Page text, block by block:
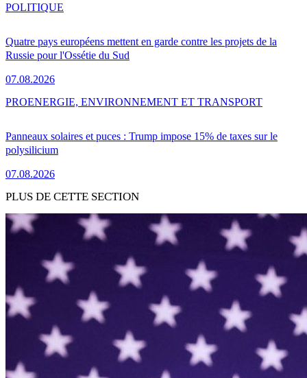
Quatre pays européens mettent en garde contre les projets de la
Russie pour l'Ossétie du Sud
07.08.2026
POLITIQUE
Panneaux solaires et puces : Trump impose 15% de taxes sur le
polysilicium
07.08.2026
PROENERGIE, ENVIRONNEMENT ET TRANSPORT
PLUS DE CETTE SECTION